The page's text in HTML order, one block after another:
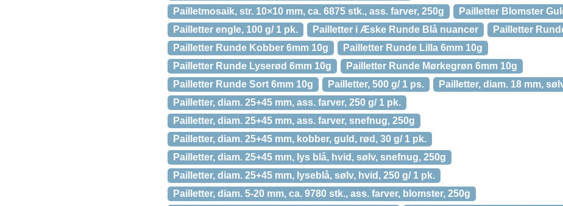
Pailletmosaik, str. 10×10 mm, ca. 6875 stk., ass. farver, 250g
Pailletter Blomster
Pailletter engle, 100 g/ 1 pk.
Pailletter i Æske Runde Blå nuancer
Pailletter
Pailletter Runde Kobber 6mm 10g
Pailletter Runde Lilla 6mm 10g
Pailletter Runde Lyserød 6mm 10g
Pailletter Runde Mørkegrøn 6mm 10g
Pailletter Runde Sort 6mm 10g
Pailletter, 500 g/ 1 ps.
Pailletter, diam. 18 mm,
Pailletter, diam. 25+45 mm, ass. farver, 250 g/ 1 pk.
Pailletter, diam. 25+45 mm, ass. farver, snefnug, 250g
Pailletter, diam. 25+45 mm, kobber, guld, rød, 30 g/ 1 pk.
Pailletter, diam. 25+45 mm, lys blå, hvid, sølv, snefnug, 250g
Pailletter, diam. 25+45 mm, lyseblå, sølv, hvid, 250 g/ 1 pk.
Pailletter, diam. 5-20 mm, ca. 9780 stk., ass. farver, blomster, 250g